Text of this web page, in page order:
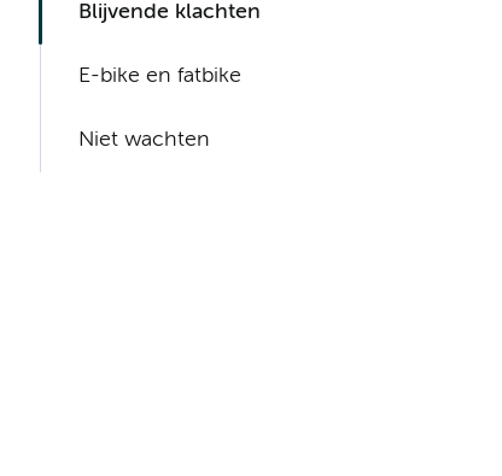
Blijvende klachten
E-bike en fatbike
Niet wachten